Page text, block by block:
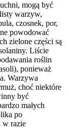
mogą być
warzyw,
czosnek, por,
powodować
zielone części są
Liście
roślin
ponieważ
Warzywa
choć niektóre
być
małych
po
w razie